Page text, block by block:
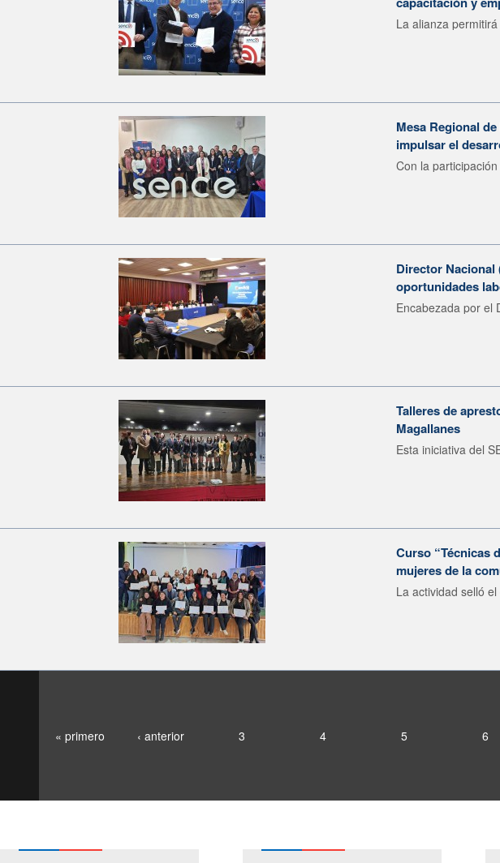
La alianza
Mesa Regional
impulsar el
Con la
Director Nacional
oportunidades
Encabezada por el
Talleres de
Magallanes
Esta iniciativa del
Curso “Técnicas
mujeres de la
La actividad selló
« primero ‹ anterior 3 4 5 6